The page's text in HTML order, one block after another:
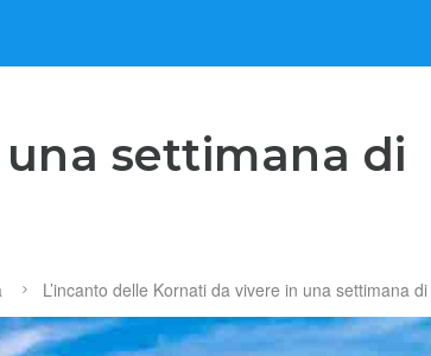
settimana di
L’incanto delle Kornati da vivere in una settimana